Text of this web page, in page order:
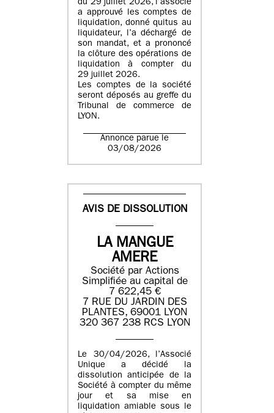
du 29 juillet 2026, l’associé
a approuvé les comptes de
liquidation, donné quitus au
liquidateur, l’a déchargé de
son mandat, et a prononcé
la clôture des opérations de
liquidation à compter du
29 juillet 2026.
Les comptes de la société
seront déposés au greffe du
Tribunal de commerce de
LYON.
Annonce parue le
03/08/2026
AVIS DE DISSOLUTION
LA MANGUE
AMERE
Société par Actions
Simplifiée au capital de
7 622,45 €
7 RUE DU JARDIN DES
PLANTES, 69001 LYON
320 367 238 RCS LYON
Le 30/04/2026, l’Associé
Unique a décidé la
dissolution anticipée de la
Société à compter du même
jour et sa mise en
liquidation amiable sous le